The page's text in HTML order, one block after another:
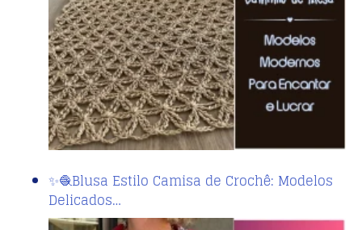
✨🧶Blusa Estilo Camisa de Crochê: Modelos
Delicados…